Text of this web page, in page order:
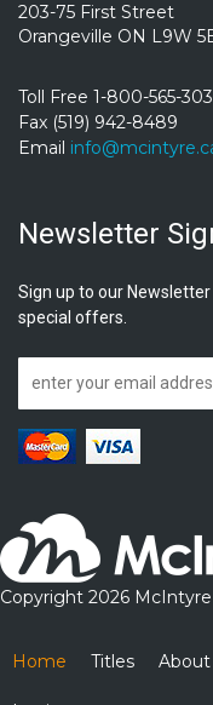
203-75 First Street
Orangeville ON L9W
Toll Free 1-800-565-
Fax (519) 942-8489
Email
Newsletter
Sign up to our
special offers.
Copyright 2026
Home Titles About